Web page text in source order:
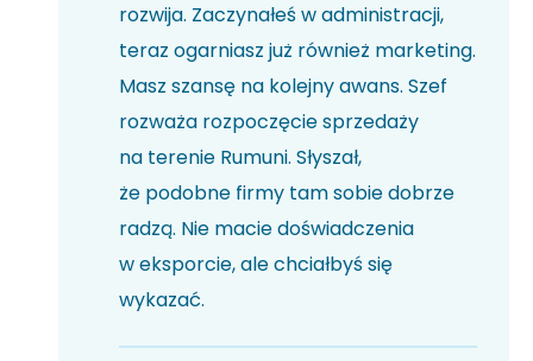
rozwija. Zaczynałeś w administracji,
teraz ogarniasz już również marketing.
Masz szansę na kolejny awans. Szef
rozważa rozpoczęcie sprzedaży
na terenie Rumuni. Słyszał,
że podobne firmy tam sobie dobrze
radzą. Nie macie doświadczenia
w eksporcie, ale chciałbyś się
wykazać.